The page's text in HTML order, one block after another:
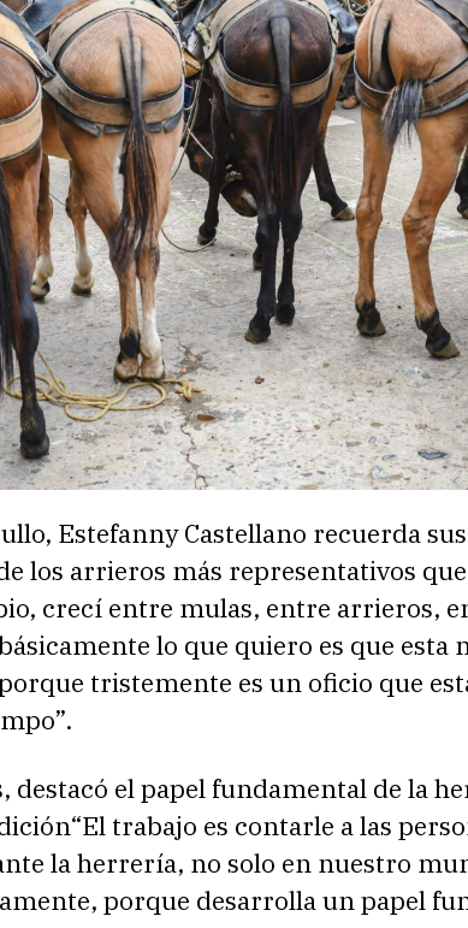
Estefanny Castellano recuerda
los arrieros más representativos
crecí entre mulas, entre arrieros,
lo que quiero es que esta
tristemente es un oficio que
destacó el papel fundamental de la
trabajo es contarle a las
la herrería, no solo en nuestro
porque desarrolla un papel